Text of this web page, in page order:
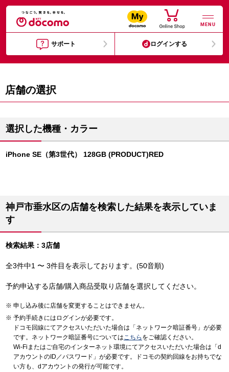
MENU
サポート ログインする
店舗の選択
選択した機種・カラー
iPhone SE（第3世代） 128GB (PRODUCT)RED
神戸市垂水区の店舗を検索した結果を表示していま
す
検索結果：3店舗
全3件中1 〜 3件目を表示しております。(50音順)
予約申込する店舗/購入商品受取り店舗を選択してください。
申し込み後に店舗を変更することはできません。
予約手続きにはログインが必要です。
ドコモ回線にてアクセスいただいた場合は「ネットワーク暗証番号」が必要
です。ネットワーク暗証番号についてはこちら をご確認ください。
Wi-Fiまたはご自宅のインターネット環境にてアクセスいただいた場合は「d
アカウントのID／パスワード」が必要です。ドコモの契約回線をお持ちでな
い方も、dアカウントの発行が可能です。